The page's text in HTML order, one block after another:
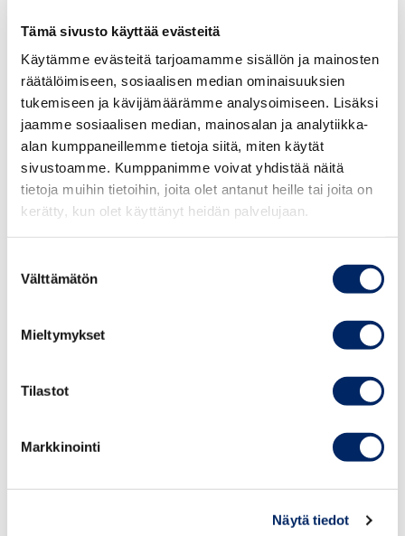
Tämä sivusto käyttää evästeitä
Käytämme evästeitä tarjoamamme sisällön ja mainosten
räätälöimiseen, sosiaalisen median ominaisuuksien
tukemiseen ja kävijämäärämme analysoimiseen. Lisäksi
jaamme sosiaalisen median, mainosalan ja analytiikka-
alan kumppaneillemme tietoja siitä, miten käytät
sivustoamme. Kumppanimme voivat yhdistää näitä
tietoja muihin tietoihin, joita olet antanut heille tai joita on
kerätty, kun olet käyttänyt heidän palvelujaan.
valinta
Välttämätön
Mieltymykset
Tilastot
Markkinointi
Näytä tiedot
§:ssä ja liikkeen tai sen osan luovutusta koskeva
säännös siirrettäisiin lain 19 c §:ään.
Keskuskauppakamari katsoo, että liikkeen tai sen
osan luovutusta koskeva säännös tulisi säilyttää
AVL 19 a §:ssä ja etämyynnin määritelmästä säätää
muualla arvonlisäverolaissa, jotta muutos ei
johtaisi virheellisiin pykäläviittauksiin
liikkeenluovutustilanteissa, joissa mahdollisesti
käytetään tämänhetkiseen lainsäädäntöön
perustuvia asiakirjamalleja. Asiakirjamallit
saattavat erehdyksessä jäädä päivittämättä, koska
sähköistä kuluttajankauppaa koskeva lakiuudistus
säännöksen siirtäminen AVL 19 a §:stä AVL 19 c
§:ään toteutettaisiin ehdotetulla tavalla, AVL 45
mukaisia perusteita, sillä säännöksessä viitataan
Esitysluonnoksessa ehdotetaan, että